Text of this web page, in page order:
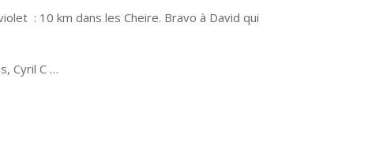
: 10 km dans les Cheire. Bravo à David qui
Cyril C …